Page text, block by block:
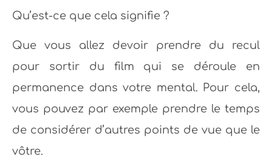
Qu’est-ce que cela signifie ?
Que vous allez devoir prendre du recul
pour sortir du film qui se déroule en
permanence dans votre mental. Pour cela,
vous pouvez par exemple prendre le temps
de considérer d’autres points de vue que le
vôtre.